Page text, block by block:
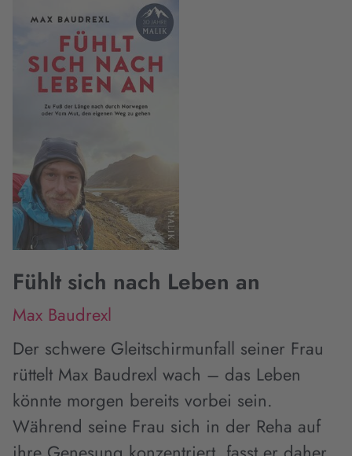
Fühlt sich nach Leben an
Max Baudrexl
Der schwere Gleitschirmunfall seiner Frau
rüttelt Max Baudrexl wach – das Leben
könnte morgen bereits vorbei sein.
Während seine Frau sich in der Reha auf